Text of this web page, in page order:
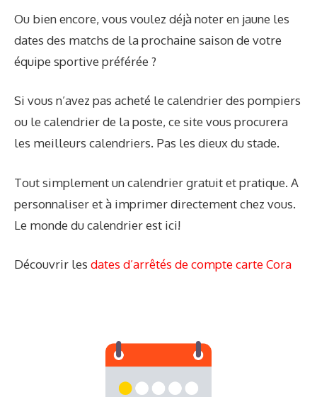
Ou bien encore, vous voulez déjà noter en jaune les
dates des matchs de la prochaine saison de votre
équipe sportive préférée ?
Si vous n’avez pas acheté le calendrier des pompiers
ou le calendrier de la poste, ce site vous procurera
les meilleurs calendriers. Pas les dieux du stade.
Tout simplement un calendrier gratuit et pratique. A
personnaliser et à imprimer directement chez vous.
Le monde du calendrier est ici!
Découvrir les dates d’arrêtés de compte carte Cora